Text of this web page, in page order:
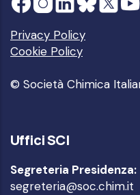
Privacy Policy
Cookie Policy
© Società Chimica
Uffici SCI
Segreteria Presidenza:
segreteria@soc.chim.it